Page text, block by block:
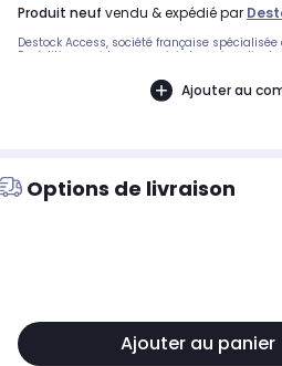
produit neuf vendu & expédié par
Destock Access, société française
Expédition rapide avec suivi et service client
Ajouter au
Options de livraison
Ajouter au panier